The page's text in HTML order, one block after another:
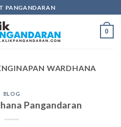
PANGANDARAN
0
WARDHANA
BLOG
Pangandaran